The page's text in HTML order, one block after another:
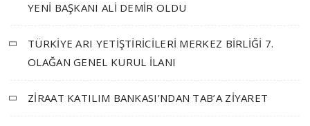
YENİ BAŞKANI ALİ DEMİR OLDU
TÜRKİYE ARI YETİŞTİRİCİLERİ MERKEZ BİRLİĞİ 7.
OLAĞAN GENEL KURUL İLANI
ZİRAAT KATILIM BANKASI’NDAN TAB’A ZİYARET